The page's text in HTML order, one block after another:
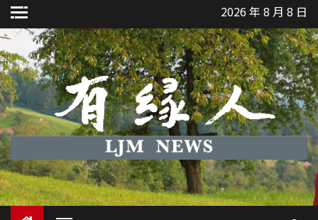
Skip
to
content
2026 年 8 月 8 日